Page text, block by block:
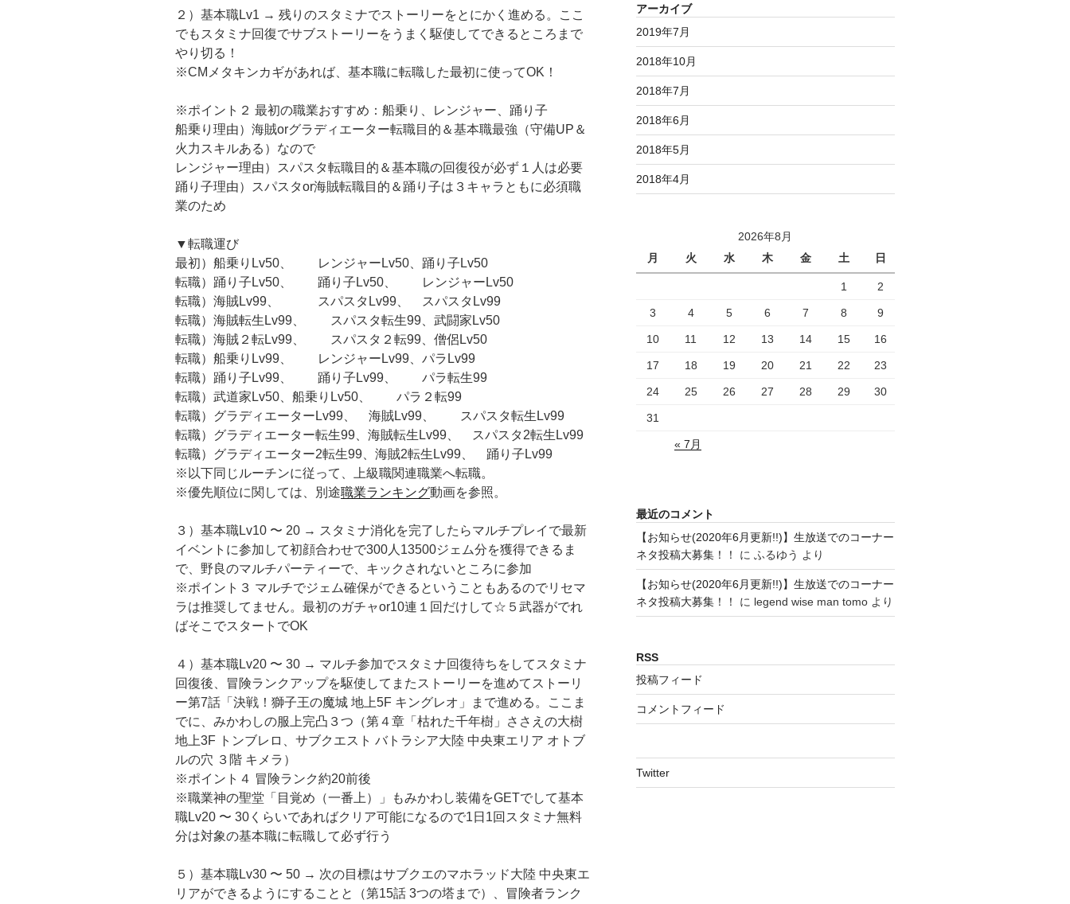
２）基本職Lv1 → 残りのスタミナでストーリーをとにかく進める。ここ
でもスタミナ回復でサブストーリーをうまく駆使してできるところまで
やり切る！
※CMメタキンカギがあれば、基本職に転職した最初に使ってOK！
※ポイント２ 最初の職業おすすめ：船乗り、レンジャー、踊り子
船乗り理由）海賊orグラディエーター転職目的＆基本職最強（守備UP＆
火力スキルある）なので
レンジャー理由）スパスタ転職目的＆基本職の回復役が必ず１人は必要
踊り子理由）スパスタor海賊転職目的＆踊り子は３キャラともに必須職
業のため
▼転職運び
最初）船乗りLv50、 レンジャーLv50、踊り子Lv50
転職）踊り子Lv50、 踊り子Lv50、 レンジャーLv50
転職）海賊Lv99、 スパスタLv99、 スパスタLv99
転職）海賊転生Lv99、 スパスタ転生99、武闘家Lv50
転職）海賊２転Lv99、 スパスタ２転99、僧侶Lv50
転職）船乗りLv99、 レンジャーLv99、パラLv99
転職）踊り子Lv99、 踊り子Lv99、 パラ転生99
転職）武道家Lv50、船乗りLv50、 パラ２転99
転職）グラディエーターLv99、 海賊Lv99、 スパスタ転生Lv99
転職）グラディエーター転生99、海賊転生Lv99、 スパスタ2転生Lv99
転職）グラディエーター2転生99、海賊2転生Lv99、 踊り子Lv99
※以下同じルーチンに従って、上級職関連職業へ転職。
※優先順位に関しては、別途職業ランキング動画を参照。
３）基本職Lv10 〜 20 → スタミナ消化を完了したらマルチプレイで最新
イベントに参加して初顔合わせで300人13500ジェム分を獲得できるま
で、野良のマルチパーティーで、キックされないところに参加
※ポイント３ マルチでジェム確保ができるということもあるのでリセマ
ラは推奨してません。最初のガチャor10連１回だけして☆５武器がでれ
ばそこでスタートでOK
４）基本職Lv20 〜 30 → マルチ参加でスタミナ回復待ちをしてスタミナ
回復後、冒険ランクアップを駆使してまたストーリーを進めてストーリ
ー第7話「決戦！獅子王の魔城 地上5F キングレオ」まで進める。ここま
でに、みかわしの服上完凸３つ（第４章「枯れた千年樹」ささえの大樹
地上3F トンブレロ、サブクエスト バトラシア大陸 中央東エリア オトブ
ルの穴 ３階 キメラ）
※ポイント４ 冒険ランク約20前後
※職業神の聖堂「目覚め（一番上）」もみかわし装備をGETでして基本
職Lv20 〜 30くらいであればクリア可能になるので1日1回スタミナ無料
分は対象の基本職に転職して必ず行う
５）基本職Lv30 〜 50 → 次の目標はサブクエのマホラッド大陸 中央東エ
リアができるようにすることと（第15話 3つの塔まで）、冒険者ランク
アーカイブ
2019年7月
2018年10月
2018年7月
2018年6月
2018年5月
2018年4月
2026年8月
月
火 水 木 金 土 日
1 2
3 4 5 6 7 8 9
10 11 12 13 14 15 16
17 18 19 20 21 22 23
24 25 26 27 28 29 30
31
« 7月
最近のコメント
【お知らせ(2020年6月更新!!)】生放送でのコーナー
ネタ投稿大募集！！
に ふるゆう より
【お知らせ(2020年6月更新!!)】生放送でのコーナー
ネタ投稿大募集！！
に legend wise man tomoより
RSS
投稿フィード
コメントフィード
Twitter